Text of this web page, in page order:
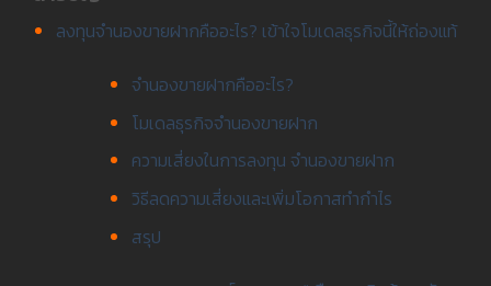
ลงทุนจำนองขายฝากคืออะไร? เข้าใจโมเดลธุรกิจนี้ให้ถ่องแท้
จำนองขายฝากคืออะไร?
โมเดลธุรกิจจำนองขายฝาก
ความเสี่ยงในการลงทุน จำนองขายฝาก
วิธีลดความเสี่ยงและเพิ่มโอกาสทำกำไร
สรุป